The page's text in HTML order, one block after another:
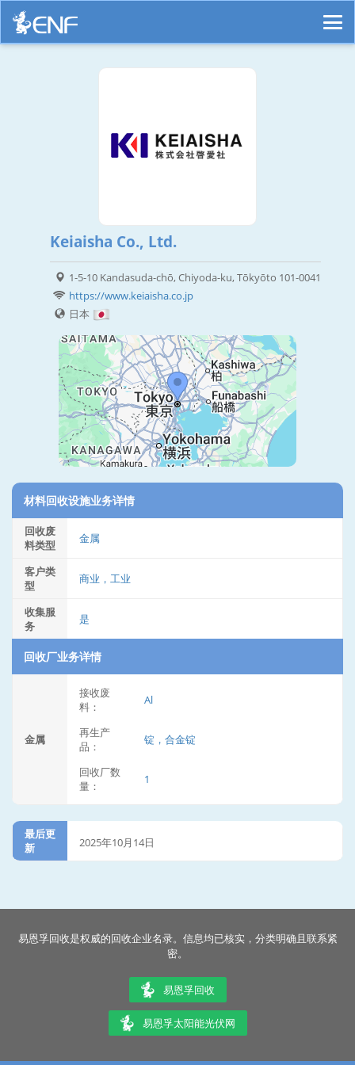
Keiaisha Co., Ltd.
1-5-10 Kandasuda-chō, Chiyoda-ku, Tōkyōto 101-0041
https://www.keiaisha.co.jp
日本
材料回收设施业务详情
回收废
料类型
金属
客户类
型
商业，工业
收集服
务
是
回收厂业务详情
金属
接收废
料：
Al
再生产
品：
锭，合金锭
回收厂数
量：
1
最后更
新
2025年10月14日
易恩孚回收是权威的回收企业名录。信息均已核实，分类明确且联系紧
密。
易恩孚回收
易恩孚太阳能光伏网